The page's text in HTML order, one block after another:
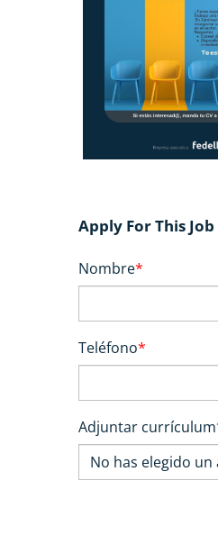
Apply For This Job
Nombre*
Teléfono*
Adjuntar currículum
No has elegido un